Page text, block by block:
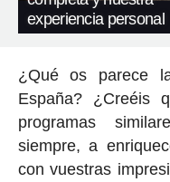
experiencia personal
¿Qué os parece
España? ¿Creéis
programas
siempre, a
con vuestras